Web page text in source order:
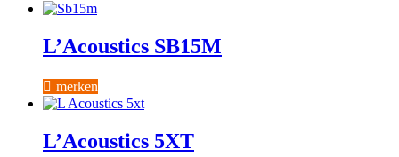
L’Acoustics SB15M
merken
L’Acoustics 5XT